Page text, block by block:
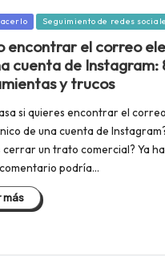
Seguimiento de redes
encontrar el correo
cuenta de Instagram:
y trucos
si quieres encontrar el correo
de una cuenta de
cerrar un trato comercial? Ya
podría...
más